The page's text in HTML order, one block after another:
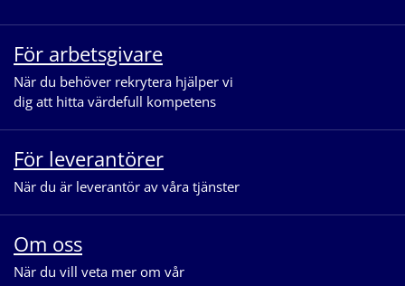
För arbetsgivare
När du behöver rekrytera hjälper vi
dig att hitta värdefull kompetens
För leverantörer
När du är leverantör av våra tjänster
Om oss
När du vill veta mer om vår